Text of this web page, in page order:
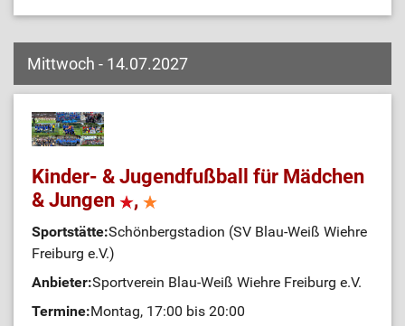
Mittwoch - 14.07.2027
Kinder- & Jugendfußball für Mädchen
& Jungen
,
Sportstätte:Schönbergstadion (SV Blau-Weiß Wiehre
Freiburg e.V.)
Anbieter:Sportverein Blau-Weiß Wiehre Freiburg e.V.
Termine:Montag, 17:00 bis 20:00